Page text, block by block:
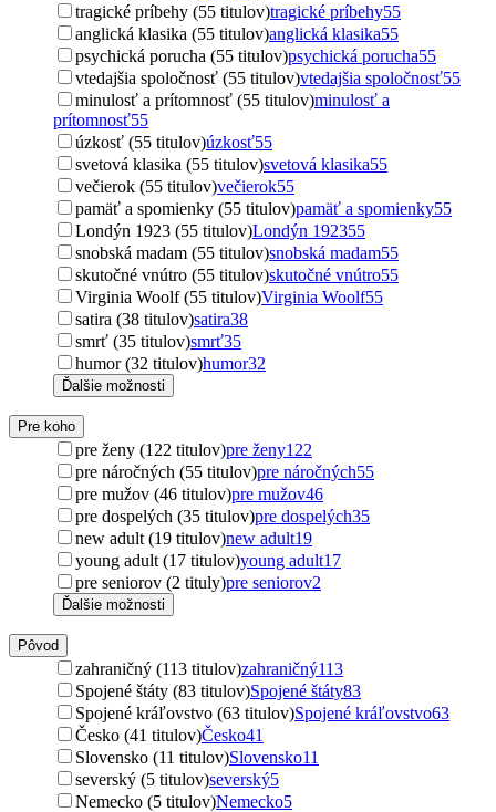
tragické príbehy (55 titulov)tragické príbehy55
anglická klasika (55 titulov)anglická klasika55
psychická porucha (55 titulov)psychická porucha55
vtedajšia spoločnosť (55 titulov)vtedajšia spoločnosť55
minulosť a prítomnosť (55 titulov)minulosť a
prítomnosť55
úzkosť (55 titulov)úzkosť55
svetová klasika (55 titulov)svetová klasika55
večierok (55 titulov)večierok55
pamäť a spomienky (55 titulov)pamäť a spomienky55
Londýn 1923 (55 titulov)Londýn 192355
snobská madam (55 titulov)snobská madam55
skutočné vnútro (55 titulov)skutočné vnútro55
Virginia Woolf (55 titulov)Virginia Woolf55
satira (38 titulov)satira38
smrť (35 titulov)smrť35
humor (32 titulov)humor32
Ďalšie možnosti
Pre koho
pre ženy (122 titulov)pre ženy122
pre náročných (55 titulov)pre náročných55
pre mužov (46 titulov)pre mužov46
pre dospelých (35 titulov)pre dospelých35
new adult (19 titulov)new adult19
young adult (17 titulov)young adult17
pre seniorov (2 tituly)pre seniorov2
Ďalšie možnosti
Pôvod
zahraničný (113 titulov)zahraničný113
Spojené štáty (83 titulov)Spojené štáty83
Spojené kráľovstvo (63 titulov)Spojené kráľovstvo63
Česko (41 titulov)Česko41
Slovensko (11 titulov)Slovensko11
severský (5 titulov)severský5
Nemecko (5 titulov)Nemecko5